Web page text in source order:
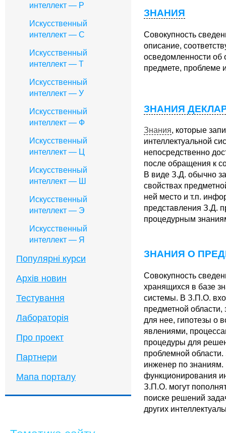
интеллект — Р
Искусственный
интеллект — C
Искусственный
интеллект — Т
Искусственный
интеллект — У
Искусственный
интеллект — Ф
Искусственный
интеллект — Ц
Искусственный
интеллект — Ш
Искусственный
интеллект — Э
Искусственный
интеллект — Я
Популярні курси
Архів новин
Тестування
Лабораторія
Про проект
Партнери
Мапа порталу
ЗНАНИЯ
Совокупность
описание,
осведомленности
предмете, проблеме
ЗНАНИЯ
Знания, которые
интеллектуальной
непосредственно
после обращения к
В виде З.Д. обычно
свойствах
ней место и т.п.
представления З.Д.
процедурным
ЗНАНИЯ О
Совокупность
хранящихся в базе
системы. В З.П.О.
предметной
для нее, гипотезы о
явлениями,
процедуры для
проблемной
инженер по знаниям.
функционирования
З.П.О. могут
поиске решений
других